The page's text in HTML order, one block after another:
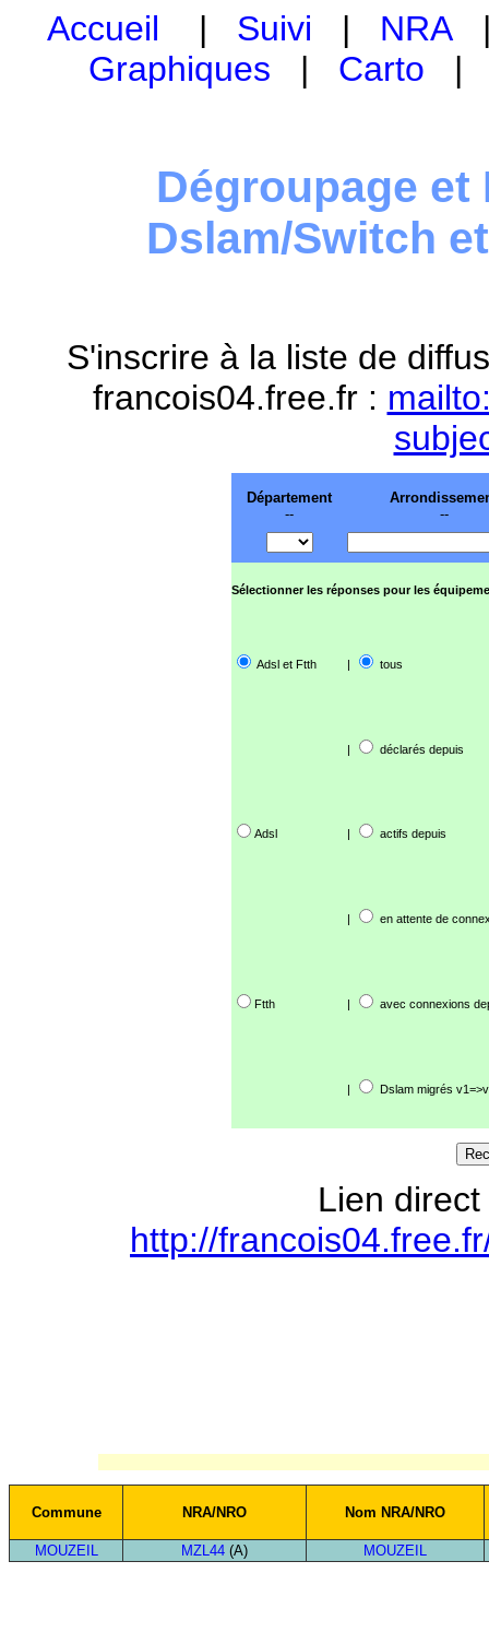
Accueil | Suivi | NRA
Graphiques | Carto
Dégroupage et
Dslam/Switch
S'inscrire à la liste de
francois04.free.fr :
Département
--
--
Sélectionner les réponses pour les
Adsl et Ftth | tous
| déclarés depuis
Adsl | actifs depuis
| en attente de
Ftth | avec connexions
| Dslam migrés
Lien
http://
Commune NRA/NRO Nom NRA/NRO
MOUZEIL MZL44 (A) MOUZEIL